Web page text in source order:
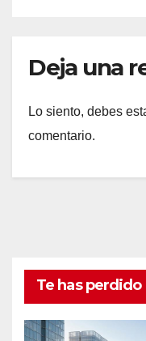
Deja una
Lo siento, debes
comentario.
Te has perdido